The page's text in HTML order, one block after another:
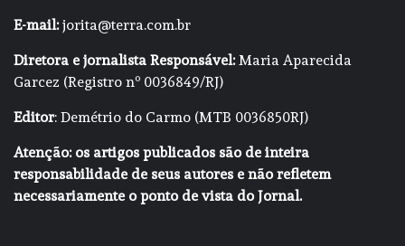
E-mail:jorita@terra.com.br
Diretora e jornalista Responsável:Maria Aparecida
Garcez (Registro nº 0036849/RJ)
Editor: Demétrio do Carmo (MTB 0036850RJ)
Atenção: os artigos publicados são de inteira
responsabilidade de seus autores e não refletem
necessariamente o ponto de vista do Jornal.